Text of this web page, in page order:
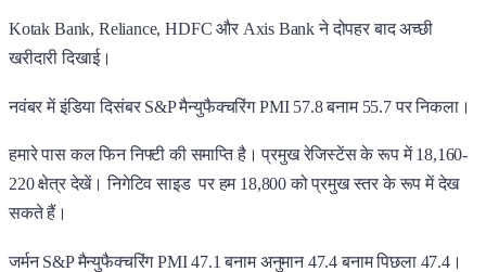
Kotak Bank, Reliance, HDFC और Axis Bank ने दोपहर बाद अच्छी
खरीदारी दिखाई।
नवंबर में इंडिया दिसंबर S&P मैन्युफैक्चरिंग PMI 57.8 बनाम 55.7 पर निकला।
हमारे पास कल फिन निफ्टी की समाप्ति है। प्रमुख रेजिस्टेंस के रूप में 18,160-
220 क्षेत्र देखें। निगेटिव साइड पर हम 18,800 को प्रमुख स्तर के रूप में देख
सकते हैं।
जर्मन S&P मैन्युफैक्चरिंग PMI 47.1 बनाम अनुमान 47.4 बनाम पिछला 47.4।